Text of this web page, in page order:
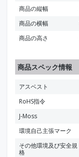
商品の縦幅
商品の横幅
商品の高さ
商品スペック情報
アスベスト
RoHS指令
J-Moss
環境自己主張マーク
その他環境及び安全規
格